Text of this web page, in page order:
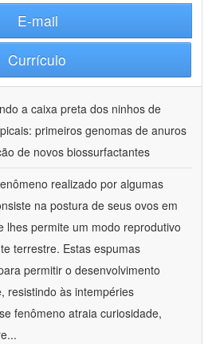
E-mail
Currículo
a caixa preta dos ninhos de
primeiros genomas de anuros
de novos biossurfactantes
realizado por algumas
na postura de seus ovos em
lhes permite um modo reprodutivo
terrestre. Estas espumas
permitir o desenvolvimento
resistindo às intempéries
fenômeno atraia curiosidade,
...